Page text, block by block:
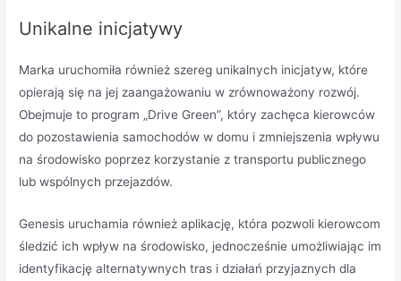
Unikalne inicjatywy
Marka uruchomiła również szereg unikalnych inicjatyw, które
opierają się na jej zaangażowaniu w zrównoważony rozwój.
Obejmuje to program „Drive Green”, który zachęca kierowców
do pozostawienia samochodów w domu i zmniejszenia wpływu
na środowisko poprzez korzystanie z transportu publicznego
lub wspólnych przejazdów.
Genesis uruchamia również aplikację, która pozwoli kierowcom
śledzić ich wpływ na środowisko, jednocześnie umożliwiając im
identyfikację alternatywnych tras i działań przyjaznych dla